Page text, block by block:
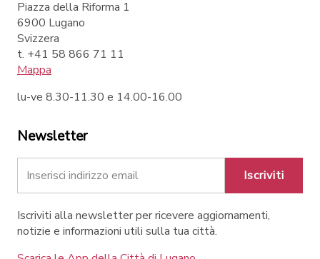
Piazza della Riforma 1
6900 Lugano
Svizzera
t. +41 58 866 71 11
Mappa
lu-ve 8.30-11.30 e 14.00-16.00
Newsletter
Iscriviti
Iscriviti alla newsletter per ricevere aggiornamenti,
notizie e informazioni utili sulla tua città.